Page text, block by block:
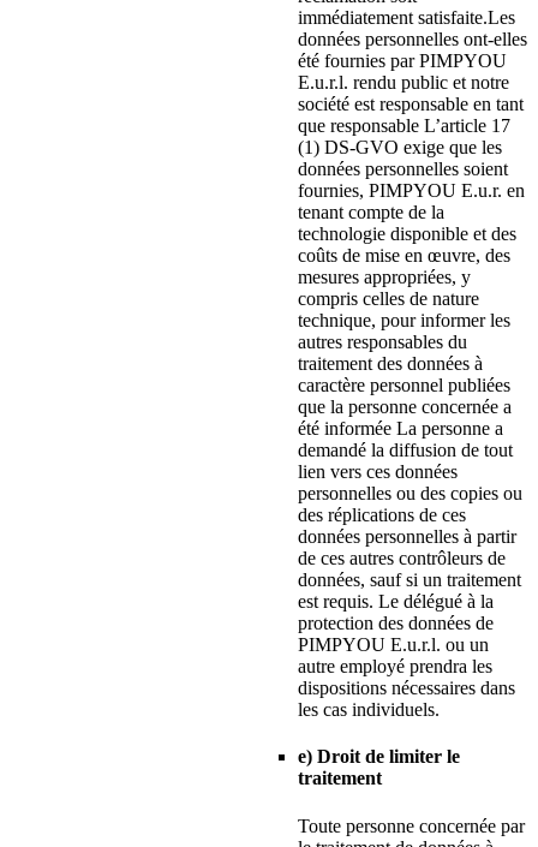
immédiatement satisfaite.Les
données personnelles ont-elles
été fournies par PIMPYOU
E.u.r.l. rendu public et notre
société est responsable en tant
que responsable L’article 17
(1) DS-GVO exige que les
données personnelles soient
fournies, PIMPYOU E.u.r. en
tenant compte de la
technologie disponible et des
coûts de mise en œuvre, des
mesures appropriées, y
compris celles de nature
technique, pour informer les
autres responsables du
traitement des données à
caractère personnel publiées
que la personne concernée a
été informée La personne a
demandé la diffusion de tout
lien vers ces données
personnelles ou des copies ou
des réplications de ces
données personnelles à partir
de ces autres contrôleurs de
données, sauf si un traitement
est requis. Le délégué à la
protection des données de
PIMPYOU E.u.r.l. ou un
autre employé prendra les
dispositions nécessaires dans
les cas individuels.
e) Droit de limiter le
traitement
Toute personne concernée par